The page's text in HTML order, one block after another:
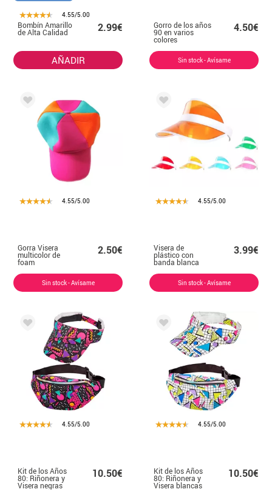
4.55/5.00
Bombín Amarillo
de Alta Calidad 2.99€
AÑADIR
Gorro de los años
90 en varios
colores
4.50€
Sin stock - Avísame
4.55/5.00
Gorra Visera
multicolor de
foam
2.50€
Sin stock - Avísame
4.55/5.00
Visera de
plástico con
banda blanca
colores surtidos
3.99€
Sin stock - Avísame
4.55/5.00
Kit de los Años
80: Riñonera y
Visera negras
10.50€
4.55/5.00
Kit de los Años
80: Riñonera y
Visera blancas
10.50€